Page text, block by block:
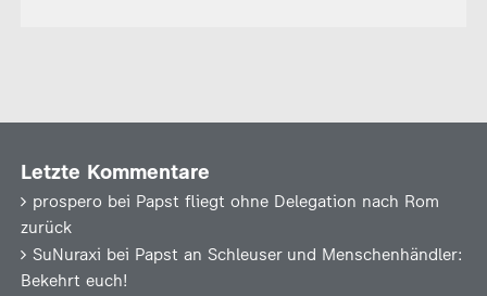
Letzte Kommentare
prospero bei Papst fliegt ohne Delegation nach Rom
zurück
SuNuraxi bei Papst an Schleuser und Menschenhändler:
Bekehrt euch!